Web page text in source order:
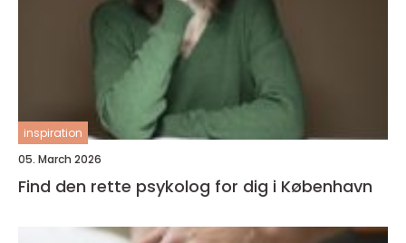
inspiration
05. March 2026
Find den rette psykolog for dig i København